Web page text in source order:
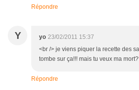
Répondre
Y yo 23/02/2011 15:37
<br /> je viens piquer la recette des
tombe sur ça!!! mais tu veux ma
Répondre